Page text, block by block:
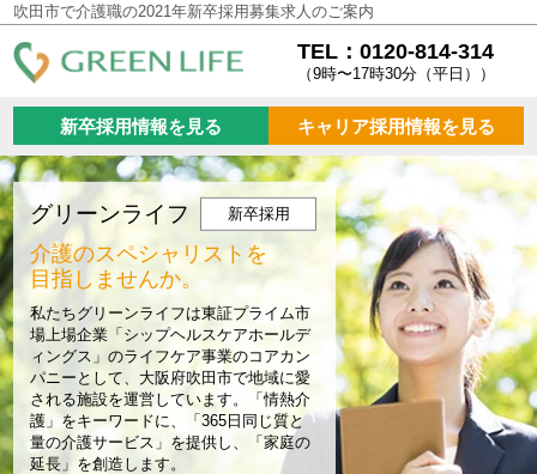
吹田市で介護職の2021年新卒採用募集求人のご案内
TEL：0120-814-314
（9時〜17時30分（平日））
新卒採用情報を見る キャリア採用情報を見る
グリーンライフ 新卒採用
介護のスペシャリストを
目指しませんか。
私たちグリーンライフは東証プライム市
場上場企業「シップヘルスケアホールデ
ィングス」のライフケア事業のコアカン
パニーとして、大阪府吹田市で地域に愛
される施設を運営しています。「情熱介
護」をキーワードに、「365日同じ質と
量の介護サービス」を提供し、「家庭の
延長」を創造します。